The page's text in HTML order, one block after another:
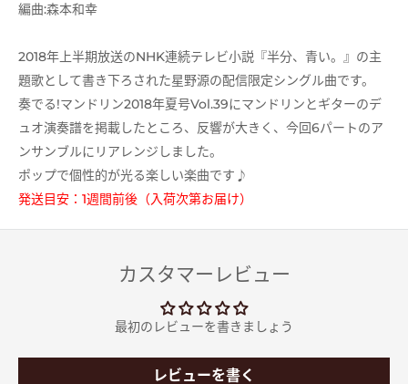
編曲:森本和幸
2018年上半期放送のNHK連続テレビ小説『半分、青い。』の主
題歌として書き下ろされた星野源の配信限定シングル曲です。
奏でる!マンドリン2018年夏号Vol.39にマンドリンとギターのデ
ュオ演奏譜を掲載したところ、反響が大きく、今回6パートのア
ンサンブルにリアレンジしました。
ポップで個性的が光る楽しい楽曲です♪
発送目安：1週間前後（入荷次第お届け）
カスタマーレビュー
最初のレビューを書きましょう
レビューを書く